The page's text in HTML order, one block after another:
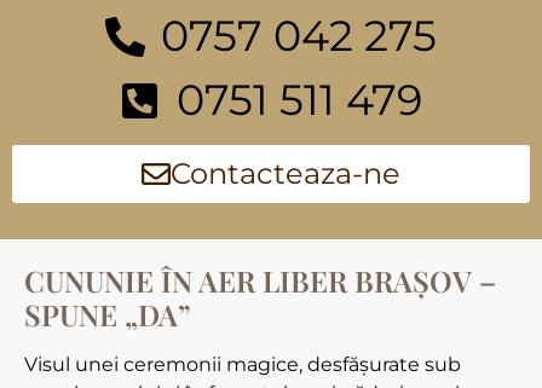
0757 042 275
0751 511 479
Contacteaza-ne
CUNUNIE ÎN AER LIBER BRAȘOV –
SPUNE „DA”
Visul unei ceremonii magice, desfășurate sub